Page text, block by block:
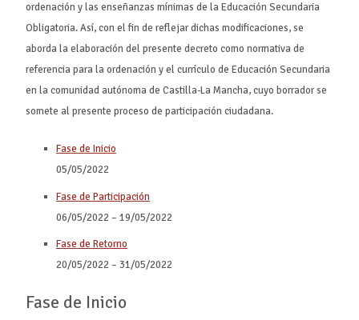
ordenación y las enseñanzas mínimas de la Educación Secundaria
Obligatoria. Así, con el fin de reflejar dichas modificaciones, se
aborda la elaboración del presente decreto como normativa de
referencia para la ordenación y el currículo de Educación Secundaria
en la comunidad autónoma de Castilla-La Mancha, cuyo borrador se
somete al presente proceso de participación ciudadana.
Fase de Inicio
05/05/2022
Fase de Participación
06/05/2022–19/05/2022
Fase de Retorno
20/05/2022– 31/05/2022
Fase de Inicio